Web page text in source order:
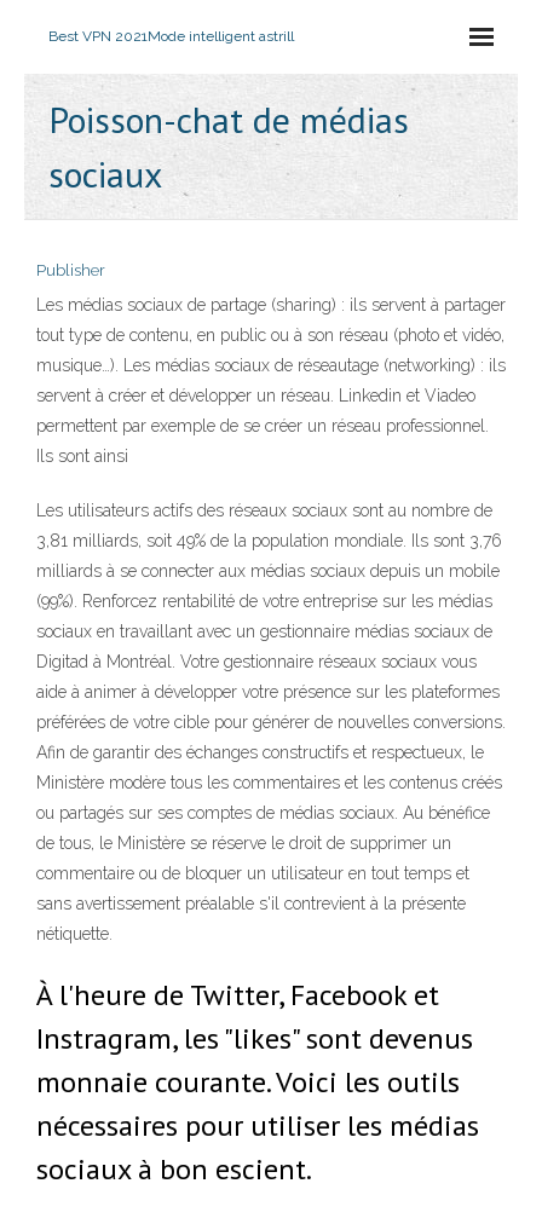
Best VPN 2021Mode intelligent astrill
Poisson-chat de médias
sociaux
Publisher
Les médias sociaux de partage (sharing) : ils servent à partager
tout type de contenu, en public ou à son réseau (photo et vidéo,
musique…). Les médias sociaux de réseautage (networking) : ils
servent à créer et développer un réseau. Linkedin et Viadeo
permettent par exemple de se créer un réseau professionnel.
Ils sont ainsi
Les utilisateurs actifs des réseaux sociaux sont au nombre de
3,81 milliards, soit 49% de la population mondiale. Ils sont 3,76
milliards à se connecter aux médias sociaux depuis un mobile
(99%). Renforcez rentabilité de votre entreprise sur les médias
sociaux en travaillant avec un gestionnaire médias sociaux de
Digitad à Montréal. Votre gestionnaire réseaux sociaux vous
aide à animer à développer votre présence sur les plateformes
préférées de votre cible pour générer de nouvelles conversions.
Afin de garantir des échanges constructifs et respectueux, le
Ministère modère tous les commentaires et les contenus créés
ou partagés sur ses comptes de médias sociaux. Au bénéfice
de tous, le Ministère se réserve le droit de supprimer un
commentaire ou de bloquer un utilisateur en tout temps et
sans avertissement préalable s'il contrevient à la présente
nétiquette.
À l'heure de Twitter, Facebook et
Instragram, les "likes" sont devenus
monnaie courante. Voici les outils
nécessaires pour utiliser les médias
sociaux à bon escient.